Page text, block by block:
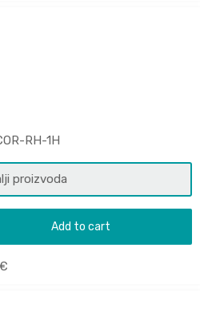
RH-1H
proizvoda
Add to cart
€